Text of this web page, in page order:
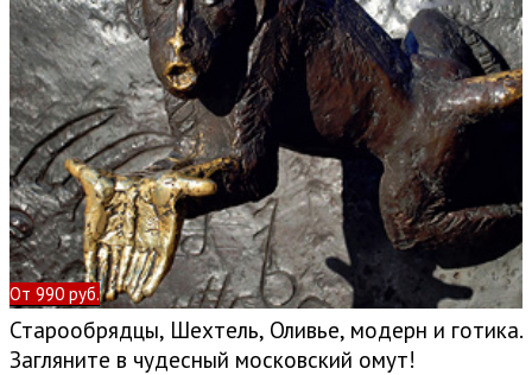
От 990 руб.
Старообрядцы, Шехтель, Оливье, модерн и готика.
Загляните в чудесный московский омут!